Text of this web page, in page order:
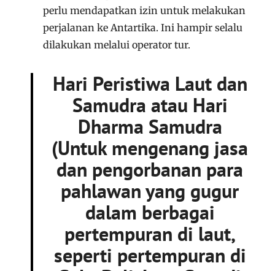
perlu mendapatkan izin untuk melakukan
perjalanan ke Antartika. Ini hampir selalu
dilakukan melalui operator tur.
Hari Peristiwa Laut dan
Samudra atau Hari
Dharma Samudra
(Untuk mengenang jasa
dan pengorbanan para
pahlawan yang gugur
dalam berbagai
pertempuran di laut,
seperti pertempuran di